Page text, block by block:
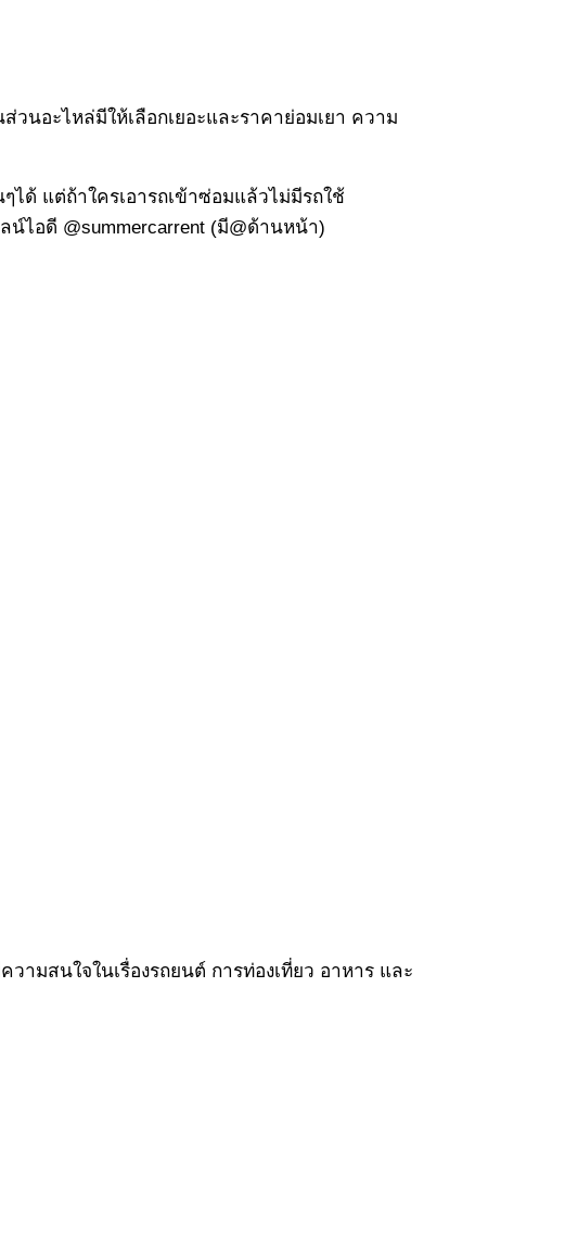
นอะไหล่มีให้เลือกเยอะและราคาย่อมเยา ความ
ได้ แต่ถ้าใครเอารถเข้าซ่อมแล้วไม่มีรถใช้
น์ไอดี @summercarrent (มี@ด้านหน้า)
ามสนใจในเรื่องรถยนต์ การท่องเที่ยว อาหาร และ